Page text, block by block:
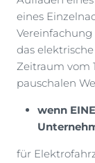
eines
das
Zeitraum vom
pauschalen
wenn
für